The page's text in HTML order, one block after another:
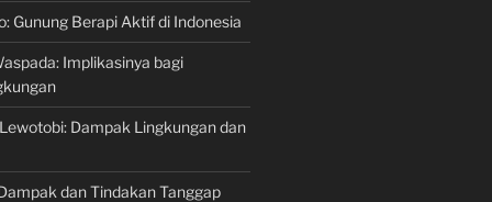
Gunung Berapi Aktif di Indonesia
Implikasinya bagi
Dampak Lingkungan dan
dan Tindakan Tanggap